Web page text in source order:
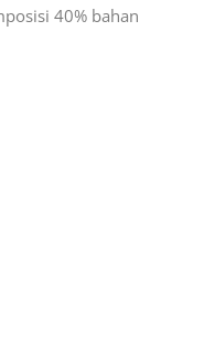
40% bahan